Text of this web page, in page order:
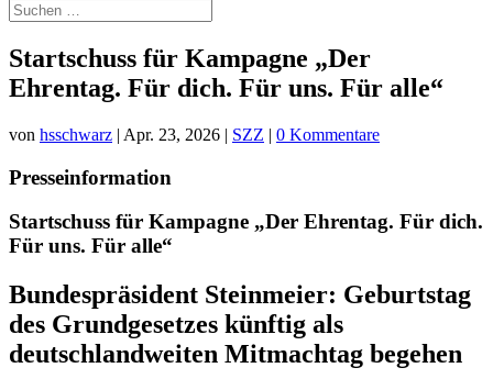
Startschuss für Kampagne „Der
Ehrentag. Für dich. Für uns. Für alle“
von hsschwarz | Apr. 23, 2026 | SZZ | 0 Kommentare
Presseinformation
Startschuss für Kampagne „Der Ehrentag. Für dich.
Für uns. Für alle“
Bundespräsident Steinmeier: Geburtstag
des Grundgesetzes künftig als
deutschlandweiten Mitmachtag begehen